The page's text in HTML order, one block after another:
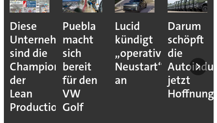
Puebla
macht
sich
bereit
für den
VW
Golf
Lucid
kündigt
„operativen
Neustart“
an
Darum
schöpft
die
Autoindustrie
jetzt
Das
von
BMW